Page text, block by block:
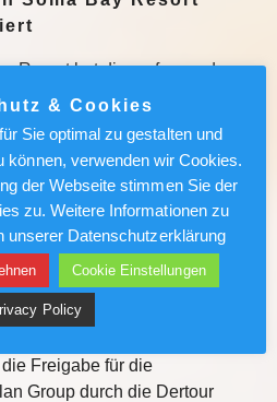
Resort hat die umfassende
Alle 326 Zimmer
neu gestaltet. Quelle Das
hat…
kommt voran
Freigabe für die
Group durch die Dertour
& Cookies
Sie optimal zu gestalten und
können, verwenden wir Cookies.
der Webseite stimmen Sie der
zu. Weitere Informationen zu
unserer Datenschutzerklärung
Cookie Einstellungen
Policy